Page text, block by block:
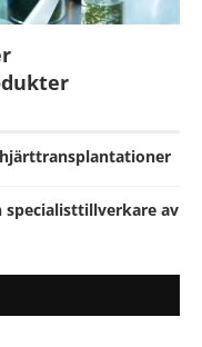
specialisttillverkare av